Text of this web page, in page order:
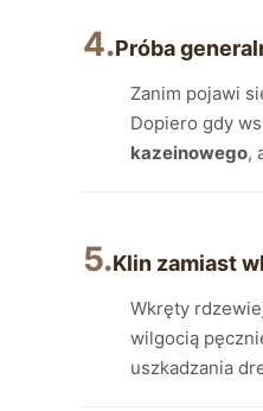
4.Próba
Zanim pojawi
Dopiero gdy
kazeinowego,
5.Klin zamiast
Wkręty
wilgocią
uszkadzania